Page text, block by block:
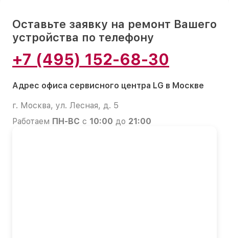
Оставьте заявку на ремонт Вашего
устройства по телефону
+7 (495) 152-68-30
Адрес офиса сервисного центра LG в Москве
г. Москва, ул. Лесная, д. 5
Работаем ПН-ВС с 10:00 до 21:00